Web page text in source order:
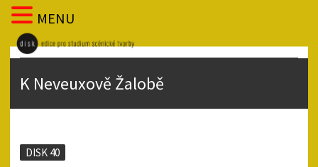
K Neveuxově Žalobě
DISK 40
MENU